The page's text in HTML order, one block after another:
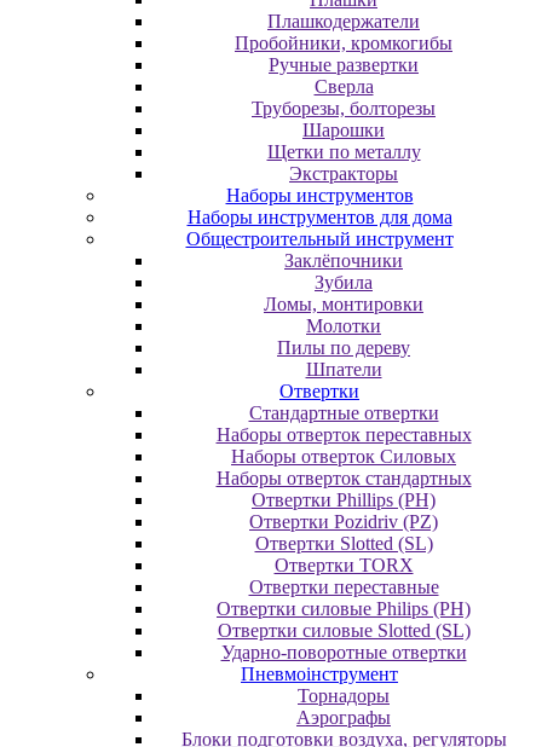
Плашкодержатели
Пробойники, кромкогибы
Ручные развертки
Сверла
Труборезы, болторезы
Шарошки
Щетки по металлу
Экcтpaктopы
Наборы инструментов
Наборы инструментов для дома
Общестроительный инструмент
Заклёпочники
Зубила
Ломы, монтировки
Молотки
Пилы по дереву
Шпатели
Отвертки
Cтандартные отвертки
Наборы отверток переставных
Наборы отверток Силовых
Наборы отверток стандартных
Отвертки Phillips (PH)
Отвертки Pozidriv (PZ)
Отвертки Slotted (SL)
Отвертки TORX
Отвертки переставные
Отвертки силовые Philips (PH)
Отвертки силовые Slotted (SL)
Ударно-поворотные отвертки
Пневмоінструмент
Topнaдopы
Аэрографы
Блоки подготовки воздуха, регуляторы